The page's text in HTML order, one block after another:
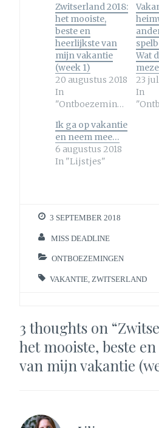
Zwitserland 2018:
het mooiste,
beste en
heerlijkste van
mijn vakantie
(week 1)
20 augustus 2018
In
"Ontboezemingen"
Wat
23
In
Ik ga op vakantie
en neem mee…
6 augustus 2018
In "Lijstjes"
3 SEPTEMBER 2018
MISS DEADLINE
ONTBOEZEMINGEN
VAKANTIE ZWITSERLAND
3 thoughts on “
het mooiste, beste
van mijn vakantie